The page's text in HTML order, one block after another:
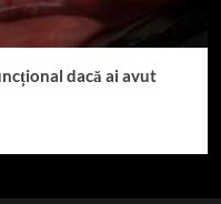
dacă ai avut